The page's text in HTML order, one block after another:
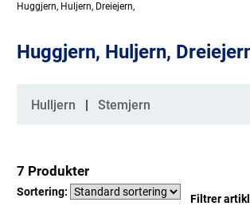
Huggjern, Huljern, Dreiejern,
Huggjern, Huljern,
Kategorier
Hulljern Stemjern
7 Produkter
Sortering:
Filtrer